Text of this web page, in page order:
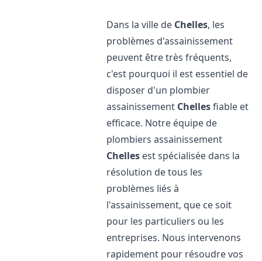
Dans la ville de Chelles, les
problèmes d'assainissement
peuvent être très fréquents,
c'est pourquoi il est essentiel de
disposer d'un plombier
assainissement Chellesfiable et
efficace. Notre équipe de
plombiers assainissement
Chelles est spécialisée dans la
résolution de tous les
problèmes liés à
l'assainissement, que ce soit
pour les particuliers ou les
entreprises. Nous intervenons
rapidement pour résoudre vos